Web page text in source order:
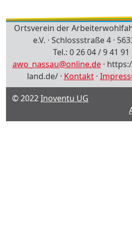
Ortsverein der
e.V. · Schlossstraße 4 ·
Tel.: 0 26 04 / 9 41 91
awo_nassau@online.de·
land.de/ · Kontakt·
© 2022Inoventu UG